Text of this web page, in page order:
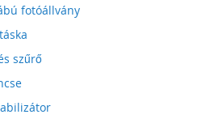
fotóállvány
szűrő